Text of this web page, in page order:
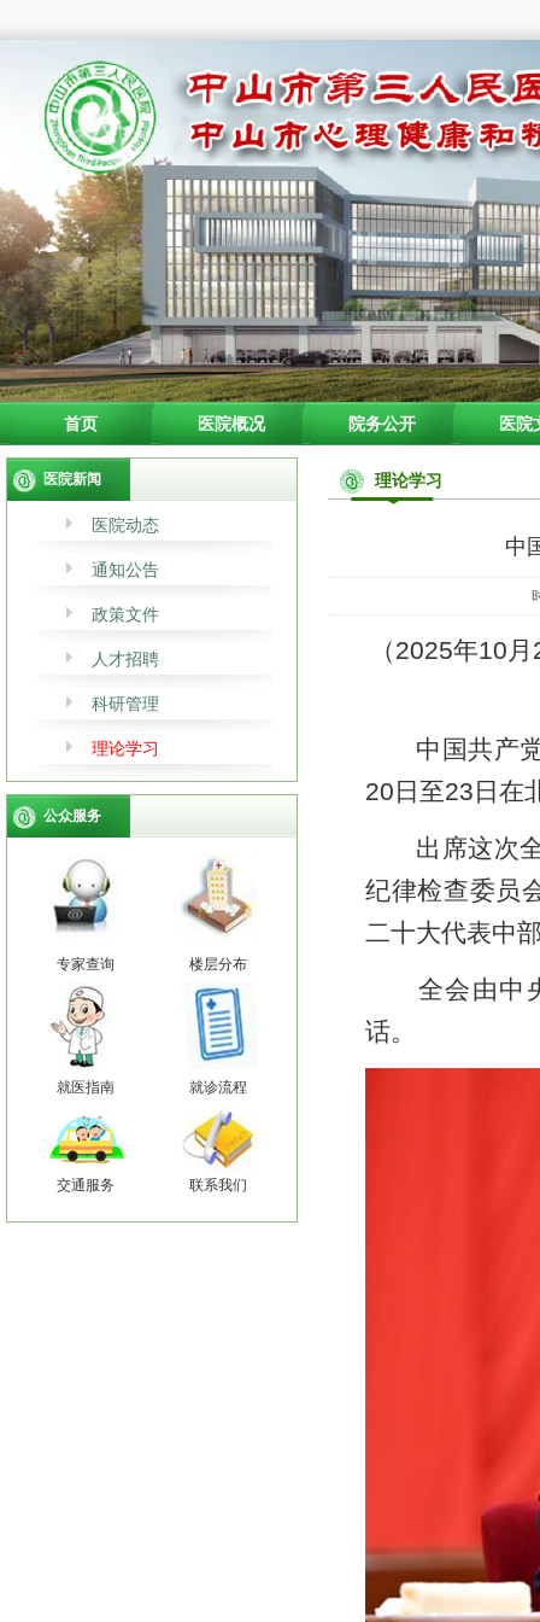
首页 医院概况 院务公开 医院
医院新闻
医院动态
通知公告
政策文件
人才招聘
科研管理
理论学习
公众服务
专家查询 楼层分布
就医指南 就诊流程
交通服务 联系我们
理论学习
中
（2025年10月
中国共产党
20日至23日在
出席这次全
纪律检查委员
二十大代表中
全会由中央
话。